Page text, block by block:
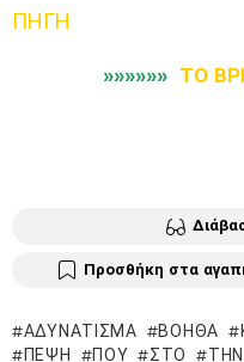
ΠΗΓΗ
»»»»»» ΤΟ
Προσθήκη στα
ΑΔΥΝΆΤΙΣΜΑ ΒΟΗΘΆ
ΠΈΨΗ
ΠΟΥ ΣΤΟ ΤΗΝ